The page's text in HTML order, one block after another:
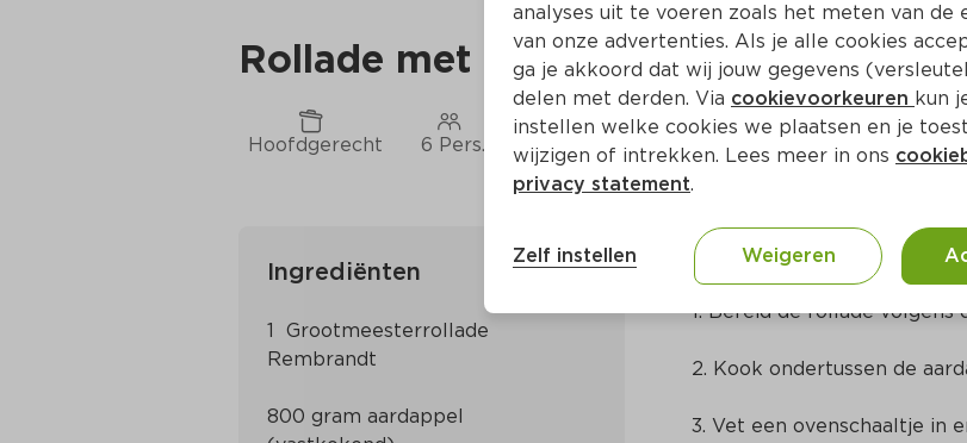
Rollade met oesterzwammen en
Hoofdgerecht 6 Pers. Ca. 70 Min Nederlands
Ingrediënten
1  Grootmeesterrollade
800 gram aardappel
Bereidingswijze
1. Bereid de rollade volgens
2. Kook ondertussen de
3. Vet een ovenschaaltje in
analyses uit te voeren zoals het meten van de
van onze advertenties. Als je alle cookies
ga je akkoord dat wij jouw gegevens
delen met derden. Via cookievoorkeuren kun
instellen welke cookies we plaatsen en je
wijzigen of intrekken. Lees meer in ons
privacy statement.
Zelf instellen Weigeren